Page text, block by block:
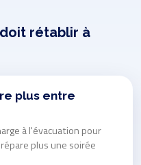
rétablir à
plus entre
à l'évacuation pour
plus une soirée